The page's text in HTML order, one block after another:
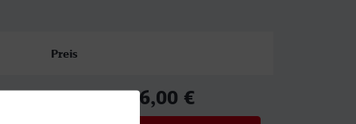
Preis
16,00 €